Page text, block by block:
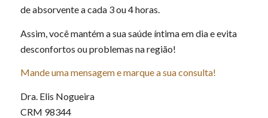
de absorvente a cada 3 ou 4 horas.
Assim, você mantém a sua saúde íntima em dia e evita
desconfortos ou problemas na região!
Mande uma mensagem e marque a sua consulta!
Dra. Elis Nogueira
CRM 98344